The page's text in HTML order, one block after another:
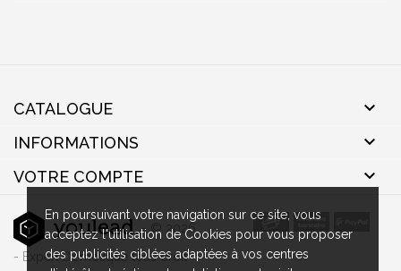
En poursuivant votre navigation sur ce site, vous
acceptez l'utilisation de Cookies pour vous proposer
des publicités ciblées adaptées à vos centres
CATALOGUE 
INFORMATIONS 
VOTRE COMPTE 
- © 2026
- Expert Domotique tous droit